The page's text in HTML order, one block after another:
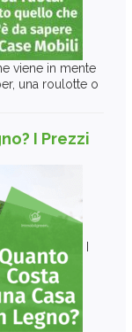
viene in mente
una roulotte o
I Prezzi